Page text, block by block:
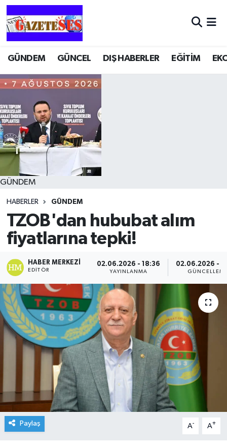
GÜNDEM GÜNCEL DIŞ HABERLER EĞİTİM
GÜNDEM
HABERLER GÜNDEM
TZOB'dan hububat alım
fiyatlarına tepki!
HABER MERKEZI
EDITÖR
02.06.2026 - 18:36
YAYINLANMA
02.06.2026 -
Paylaş A- A+